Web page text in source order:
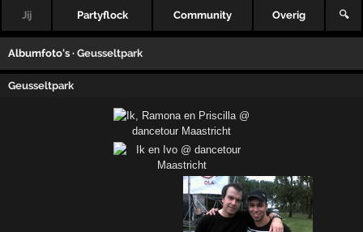
Jij Partyflock Community Overig 🔍
Albumfoto's ·Geusseltpark
Geusseltpark